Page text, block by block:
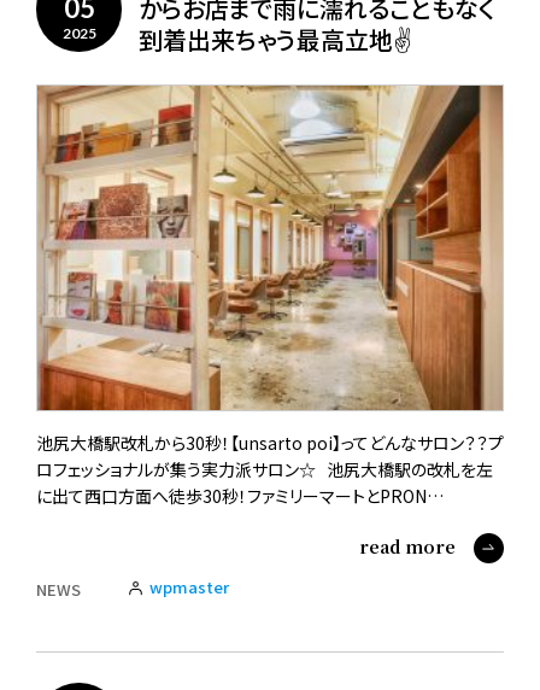
05
2025
からお店まで雨に濡れることもなく
到着出来ちゃう最高立地✌️
池尻大橋駅改札から30秒！【unsarto poi】ってどんなサロン？？プ
ロフェッショナルが集う実力派サロン☆ 池尻大橋駅の改札を左
に出て西口方面へ徒歩30秒！ファミリーマートとPRON…
read more
NEWS wpmaster